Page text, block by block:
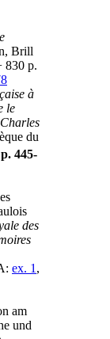
Brill
830 p.
à
le
du
445-
des
ex. 1,
am
und